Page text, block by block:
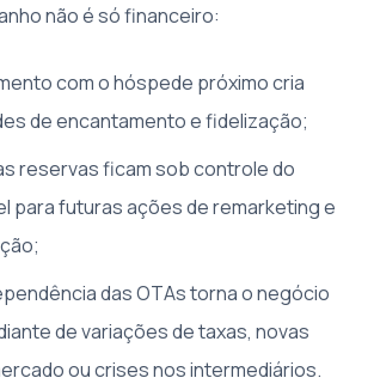
não é só financeiro:
com o hóspede próximo cria
de encantamento e fidelização;
reservas ficam sob controle do
para futuras ações de remarketing e
das OTAs torna o negócio
de variações de taxas, novas
ou crises nos intermediários.